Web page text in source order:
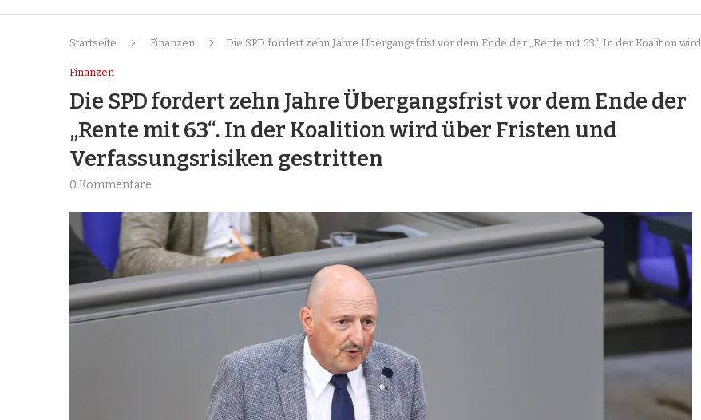
Startseite Finanzen Die SPD fordert zehn Jahre Übergangsfrist vor dem Ende der „Rente mit 63“. In der Koalition
Finanzen
Die SPD fordert zehn Jahre Übergangsfrist vor dem Ende der
„Rente mit 63“. In der Koalition wird über Fristen und
Verfassungsrisiken gestritten
0 Kommentare